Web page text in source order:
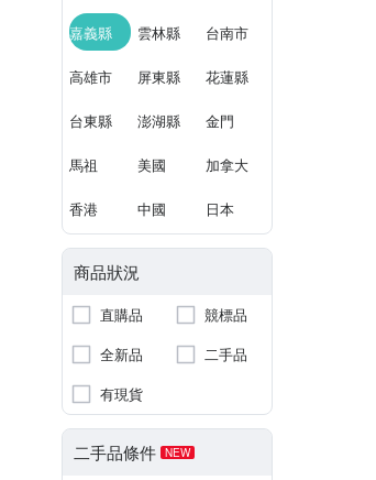
嘉義縣 雲林縣 台南市
高雄市 屏東縣 花蓮縣
台東縣 澎湖縣 金門
馬祖 美國 加拿大
香港 中國 日本
商品狀況
直購品
競標品
全新品
二手品
有現貨
二手品條件 NEW